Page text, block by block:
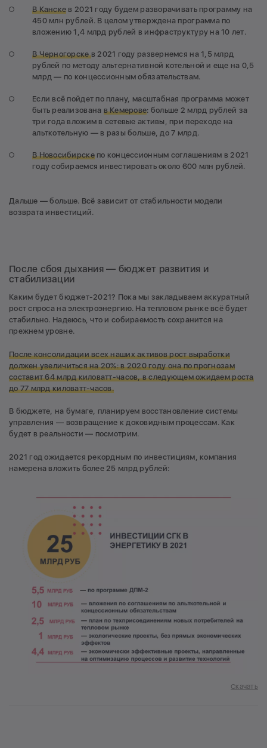
В Канске в 2021 году будем разворачивать программу на
450 млн рублей. В целом утверждена программа по
вложению 1,4 млрд рублей в инфраструктуру на 10 лет.
В Черногорскев 2021 году развернемся на 1,5 млрд
рублей по методу альтернативной котельной и еще на 0,5
млрд — по концессионным обязательствам.
Если всё пойдет по плану, масштабная программа может
быть реализована в Кемерове: больше 2 млрд рублей за
три года вложим в сетевые активы, при переходе на
альткотельную — в разы больше, до 7 млрд.
В Новосибирскепо концессионным соглашениям в 2021
году собираемся инвестировать около 600 млн рублей.
Дальше — больше. Всё зависит от стабильности модели
возврата инвестиций.
После сбоя дыхания — бюджет развития и
стабилизации
Каким будет бюджет-2021? Пока мы закладываем аккуратный
рост спроса на электроэнергию. На тепловом рынке всё будет
стабильно. Надеюсь, что и собираемость сохранится на
прежнем уровне.
После консолидации всех наших активов рост выработки
должен увеличиться на 20%: в 2020 году она по прогнозам
составит 64 млрд киловатт-часов, в следующем ожидаем роста
до 77 млрд киловатт-часов.
В бюджете, на бумаге, планируем восстановление системы
управления — возвращение к доковидным процессам. Как
будет в реальности — посмотрим.
2021 год ожидается рекордным по инвестициям, компания
намерена вложить более 25 млрд рублей:
Скачать